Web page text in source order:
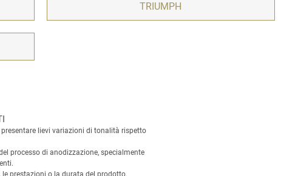
TRIUMPH
lievi variazioni di tonalità rispetto
processo di anodizzazione, specialmente
prestazioni o la durata del prodotto.